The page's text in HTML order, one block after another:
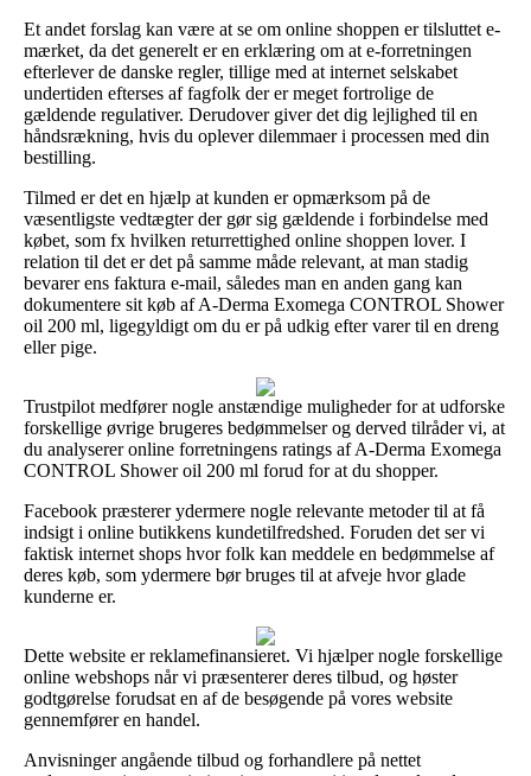
Et andet forslag kan være at se om online shoppen er tilsluttet e-
mærket, da det generelt er en erklæring om at e-forretningen
efterlever de danske regler, tillige med at internet selskabet
undertiden efterses af fagfolk der er meget fortrolige de
gældende regulativer. Derudover giver det dig lejlighed til en
håndsrækning, hvis du oplever dilemmaer i processen med din
bestilling.
Tilmed er det en hjælp at kunden er opmærksom på de
væsentligste vedtægter der gør sig gældende i forbindelse med
købet, som fx hvilken returrettighed online shoppen lover. I
relation til det er det på samme måde relevant, at man stadig
bevarer ens faktura e-mail, således man en anden gang kan
dokumentere sit køb af A-Derma Exomega CONTROL Shower
oil 200 ml, ligegyldigt om du er på udkig efter varer til en dreng
eller pige.
Trustpilot medfører nogle anstændige muligheder for at udforske
forskellige øvrige brugeres bedømmelser og derved tilråder vi, at
du analyserer online forretningens ratings af A-Derma Exomega
CONTROL Shower oil 200 ml forud for at du shopper.
Facebook præsterer ydermere nogle relevante metoder til at få
indsigt i online butikkens kundetilfredshed. Foruden det ser vi
faktisk internet shops hvor folk kan meddele en bedømmelse af
deres køb, som ydermere bør bruges til at afveje hvor glade
kunderne er.
Dette website er reklamefinansieret. Vi hjælper nogle forskellige
online webshops når vi præsenterer deres tilbud, og høster
godtgørelse forudsat en af de besøgende på vores website
gennemfører en handel.
Anvisninger angående tilbud og forhandlere på nettet